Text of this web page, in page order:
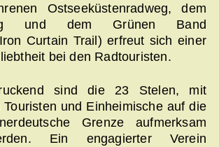
Ostseeküstenradweg, dem
und dem Grünen Band
Curtain Trail) erfreut sich einer
bei den Radtouristen.
sind die 23 Stelen, mit
und Einheimische auf die
Grenze aufmerksam
Ein engagierter Verein